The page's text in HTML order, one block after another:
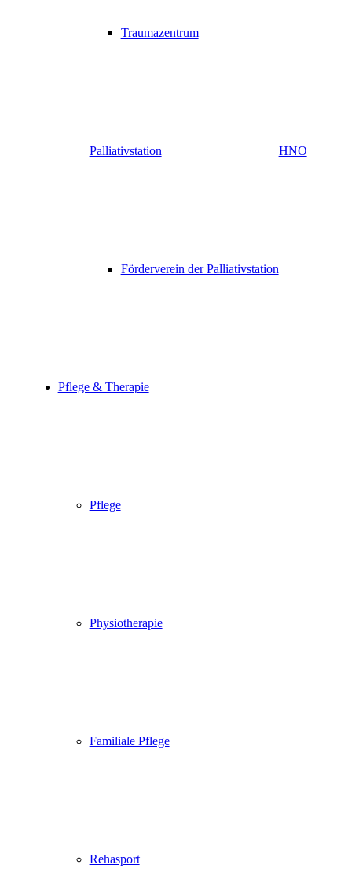
Traumazentrum
Palliativstation
Förderverein der Palliativstation
HNO
Pflege & Therapie
Pflege
Physiotherapie
Familiale Pflege
Rehasport